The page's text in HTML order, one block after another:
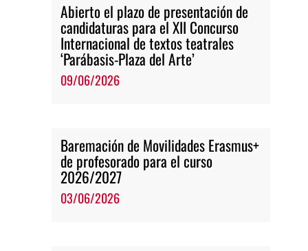
Abierto el plazo de presentación de
candidaturas para el XII Concurso
Internacional de textos teatrales
‘Parábasis-Plaza del Arte’
09/06/2026
Baremación de Movilidades Erasmus+
de profesorado para el curso
2026/2027
03/06/2026